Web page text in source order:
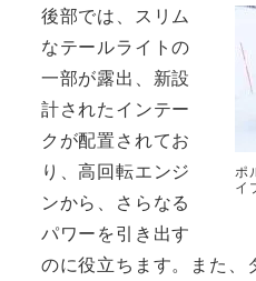
ポ
イ
後部では、スリム
なテールライトの
一部が露出、新設
計されたインテー
クが配置されてお
り、高回転エンジ
ンから、さらなる
パワーを引き出す
のに役立ちます。また、